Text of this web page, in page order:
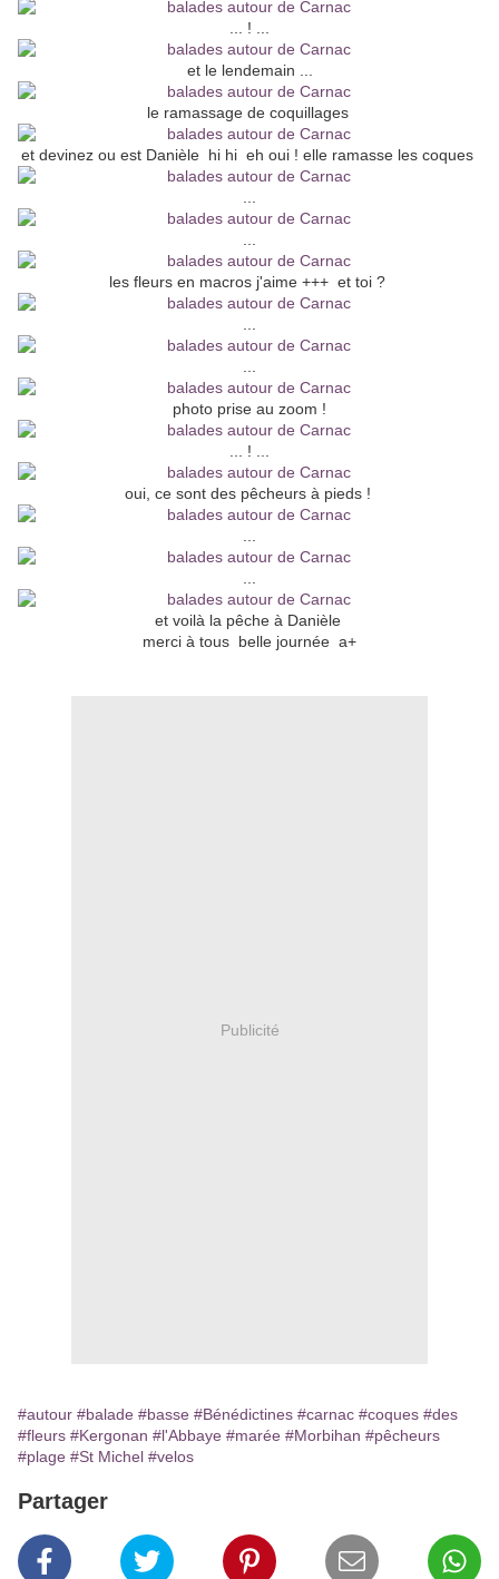
... ! ...
et le lendemain ...
le ramassage de coquillages
et devinez ou est Danièle hi hi eh oui ! elle ramasse les coques
les fleurs en macros j'aime +++ et toi ?
photo prise au zoom !
... ! ...
oui, ce sont des pêcheurs à pieds !
et voilà la pêche à Danièle
merci à tous belle journée a+
Publicité
#autour #balade #basse #Bénédictines #carnac #coques #des
#fleurs #Kergonan #l'Abbaye #marée #Morbihan #pêcheurs
#plage #St Michel #velos
Partager